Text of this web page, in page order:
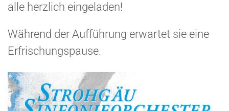
alle herzlich eingeladen!
Während der Aufführung erwartet sie eine
Erfrischungspause.